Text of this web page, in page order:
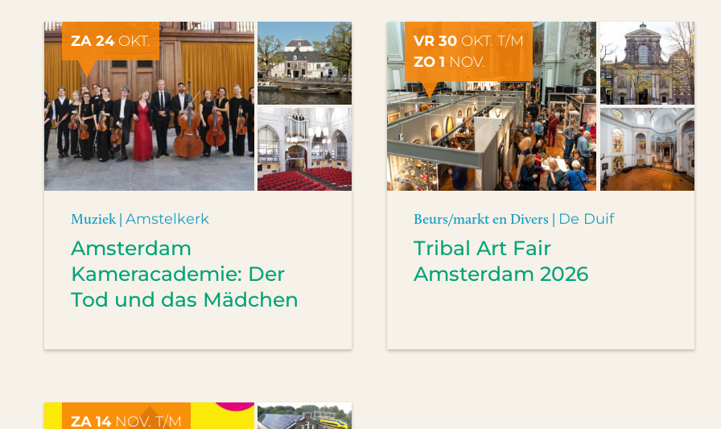
ZA 24OKT.
Muziek | Amstelkerk
Amsterdam
Kameracademie: Der
Tod und das Mädchen
VR 30OKT. T/M
ZO 1 NOV.
Beurs/markt en Divers | De Duif
Tribal Art Fair
Amsterdam 2026
ZA 14NOV. T/M